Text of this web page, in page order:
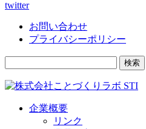
twitter
お問い合わせ
プライバシーポリシー
検索
企業概要
リンク